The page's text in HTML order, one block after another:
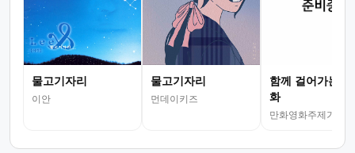
물고기자리
이안
물고기자리
먼데이키즈
함께 걸어가는
화
만화영화주제가